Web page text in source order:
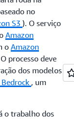
no
S3 ). O serviço
Amazon
oAmazon
processo deve
dos modelos
, um
o trabalho dos